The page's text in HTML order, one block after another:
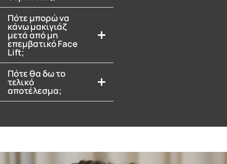
Πότε μπορώ να
κάνω μακιγιάζ
μετά από μη
επεμβατικό Face
Lift;
Πότε θα δω το
τελικό
αποτέλεσμα;